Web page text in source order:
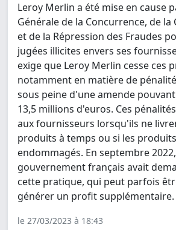
Leroy Merlin a été mise en cause
Générale de la Concurrence, de
et de la Répression des Fraudes
jugées illicites envers ses
exige que Leroy Merlin cesse ces
notamment en matière de
sous peine d'une amende
13,5 millions d'euros. Ces
aux fournisseurs lorsqu'ils ne
produits à temps ou si les
endommagés. En septembre
gouvernement français avait
cette pratique, qui peut parfois
générer un profit supplémentaire.
le 27/03/2023 à 18:43